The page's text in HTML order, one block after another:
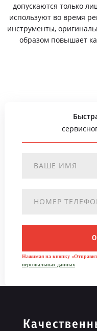
допускаются только
используют во время
инструменты,
образом повышает
Нажимая на кнопку
персональных данных